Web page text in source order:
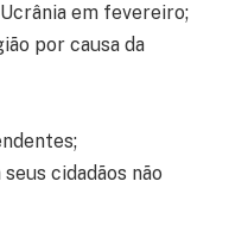
em fevereiro;
por causa da
cidadãos não